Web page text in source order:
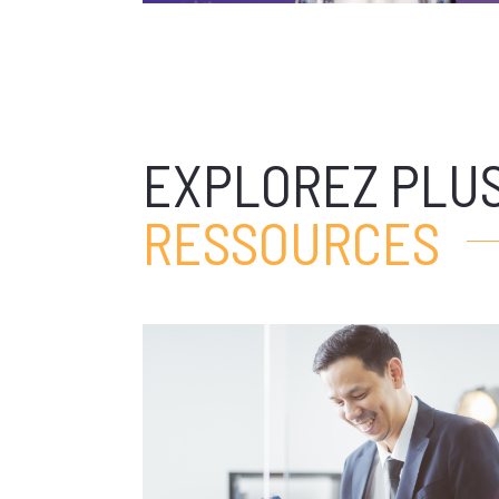
EXPLOREZ
RESSOURCES